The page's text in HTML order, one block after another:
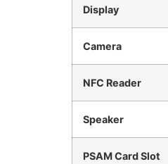
Display
Camera
NFC Reader
Speaker
PSAM Card Slot